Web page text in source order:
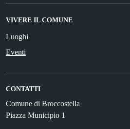
VIVERE IL COMUNE
Luoghi
Eventi
CONTATTI
Comune di Broccostella
Piazza Municipio 1